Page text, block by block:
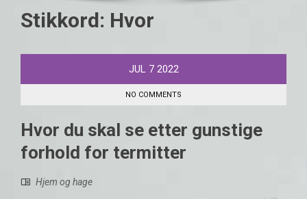
Stikkord: Hvor
JUL 7 2022
NO COMMENTS
Hvor du skal se etter gunstige
forhold for termitter
Hjem og hage